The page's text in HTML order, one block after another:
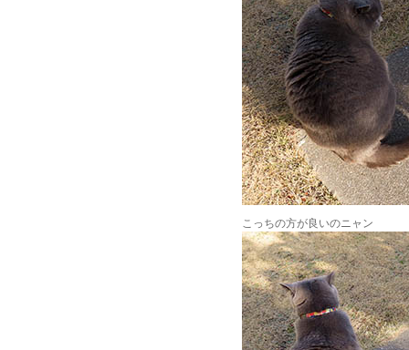
こっちの方が良いのニャン